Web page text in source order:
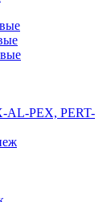
AL-PEX, PERT-